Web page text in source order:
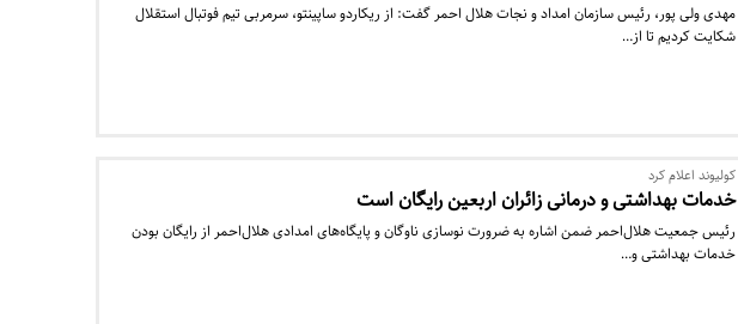
مهدی ولی پور، رئیس سازمان امداد و نجات هلال احمر گفت: از ریکاردو ساپینتو، سرمربی تیم فوتبال استقلال
شکایت کردیم تا از…
کولیوند اعلام کرد
خدمات بهداشتی و درمانی زائران اربعین رایگان است
رئیس جمعیت هلال‌احمر ضمن اشاره به ضرورت نوسازی ناوگان و پایگاه‌های امدادی هلال‌احمر از رایگان بودن
خدمات بهداشتی و…